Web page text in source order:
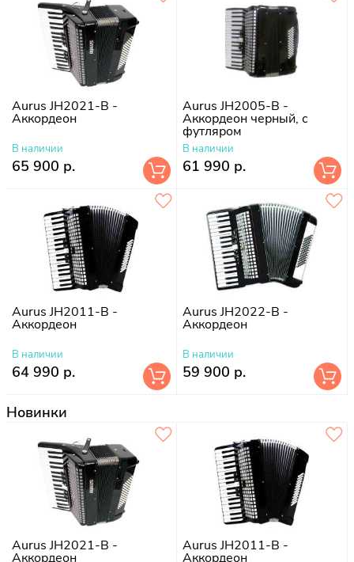
Aurus JH2021-B -
Аккордеон
В наличии
65 900 р.
Aurus JH2005-B -
Аккордеон черный, с
футляром
В наличии
61 990 р.
Aurus JH2011-B -
Аккордеон
В наличии
64 990 р.
Aurus JH2022-B -
Аккордеон
В наличии
59 900 р.
Новинки
Aurus JH2021-B -
Аккордеон
Aurus JH2011-B -
Аккордеон